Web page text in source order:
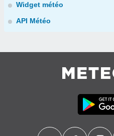
Widget météo
API Météo